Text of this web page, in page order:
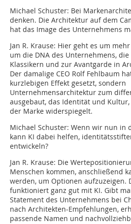
Michael Schuster: Bei
denken. Die Architektur auf dem
hat das Image des Unternehmens
Jan R. Krause: Hier geht es um
um die DNA des Unternehmens,
Klassikern und zur Avantgarde in
Der damalige CEO Rolf Fehlbaum
kurzlebigen Effekt gesetzt, sondern
Unternehmensarchitektur zum
ausgebaut, das Identität und
der Marke widerspiegelt.
Michael Schuster: Wenn wir nun in
kann KI dabei helfen,
entwickeln?
Jan R. Krause: Die
Menschen kommen, anschließend
werden, um Optionen aufzuzeigen.
funktioniert ganz gut mit KI. Gibt
Statement des Unternehmens bei
nach Architekten-Empfehlungen,
passende Namen und